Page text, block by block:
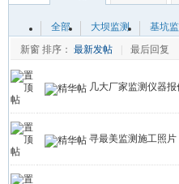
全部 大坝监测 基坑
新窗 排序： 最新发帖 最后回复
几大厂家监测仪器报
寻最美监测施工照